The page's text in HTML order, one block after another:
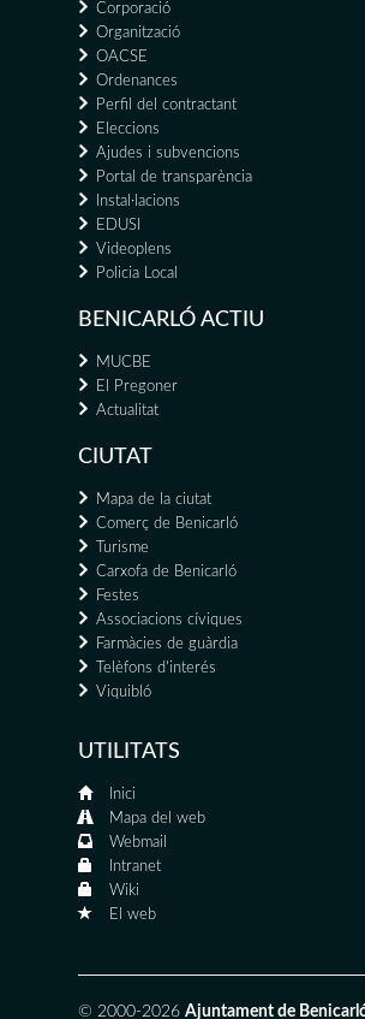
Corporació
Organització
OACSE
Ordenances
Perfil del contractant
Eleccions
Ajudes i subvencions
Portal de transparència
Instal·lacions
EDUSI
Videoplens
Policia Local
BENICARLÓ ACTIU
MUCBE
El Pregoner
Actualitat
CIUTAT
Mapa de la ciutat
Comerç de Benicarló
Turisme
Carxofa de Benicarló
Festes
Associacions cíviques
Farmàcies de guàrdia
Telèfons d'interés
Viquibló
UTILITATS
Inici
Mapa del web
Webmail
Intranet
Wiki
El web
© 2000-2026 Ajuntament de